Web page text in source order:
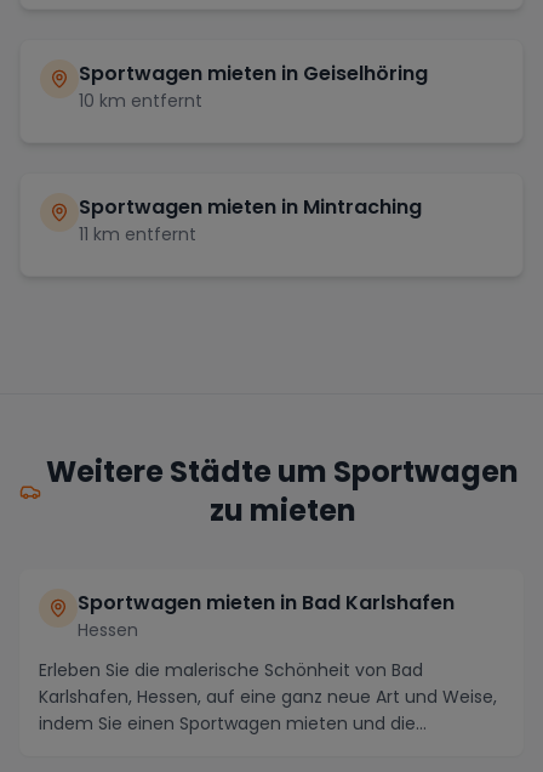
Sportwagen mieten in Geiselhöring
10 km entfernt
Sportwagen mieten in Mintraching
11 km entfernt
Weitere Städte um Sportwagen
zu mieten
Sportwagen mieten in Bad Karlshafen
Hessen
Erleben Sie die malerische Schönheit von Bad
Karlshafen, Hessen, auf eine ganz neue Art und Weise,
indem Sie einen Sportwagen mieten und die